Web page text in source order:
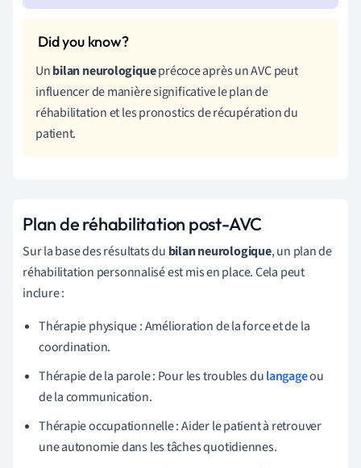
Unbilan neurologiqueprécoce après un AVC peut
influencer de manière significative le plan de
réhabilitation et les pronostics de récupération du
patient.
Plan de réhabilitation post-AVC
Sur la base des résultats du bilan neurologique, un plan de
réhabilitation personnalisé est mis en place. Cela peut
inclure :
Thérapie physique : Amélioration de la force et de la
coordination.
Thérapie de la parole : Pour les troubles dulangageou
de la communication.
Thérapie occupationnelle : Aider le patient à retrouver
une autonomie dans les tâches quotidiennes.